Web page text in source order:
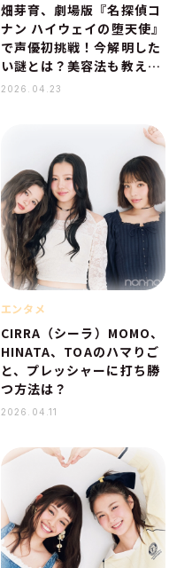
畑芽育、劇場版『名探偵コ
ナン ハイウェイの堕天使』
で声優初挑戦！今解明した
い謎とは？美容法も教え
て！
2026.04.23
エンタメ
CIRRA（シーラ）MOMO、
HINATA、TOAのハマりご
と、プレッシャーに打ち勝
つ方法は？
2026.04.11